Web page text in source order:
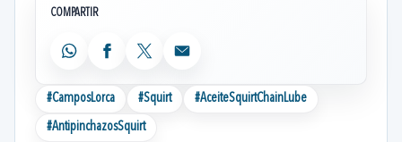
COMPARTIR
WhatsAppFacebook
X Email
#CamposLorca #Squirt #AceiteSquirtChainLube
#AntipinchazosSquirt